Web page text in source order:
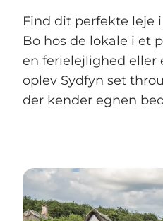
Det sker
Find dit perfekte leje
Bo hos de lokale i et
en ferielejlighed eller
oplev Sydfyn set
der kender egnen